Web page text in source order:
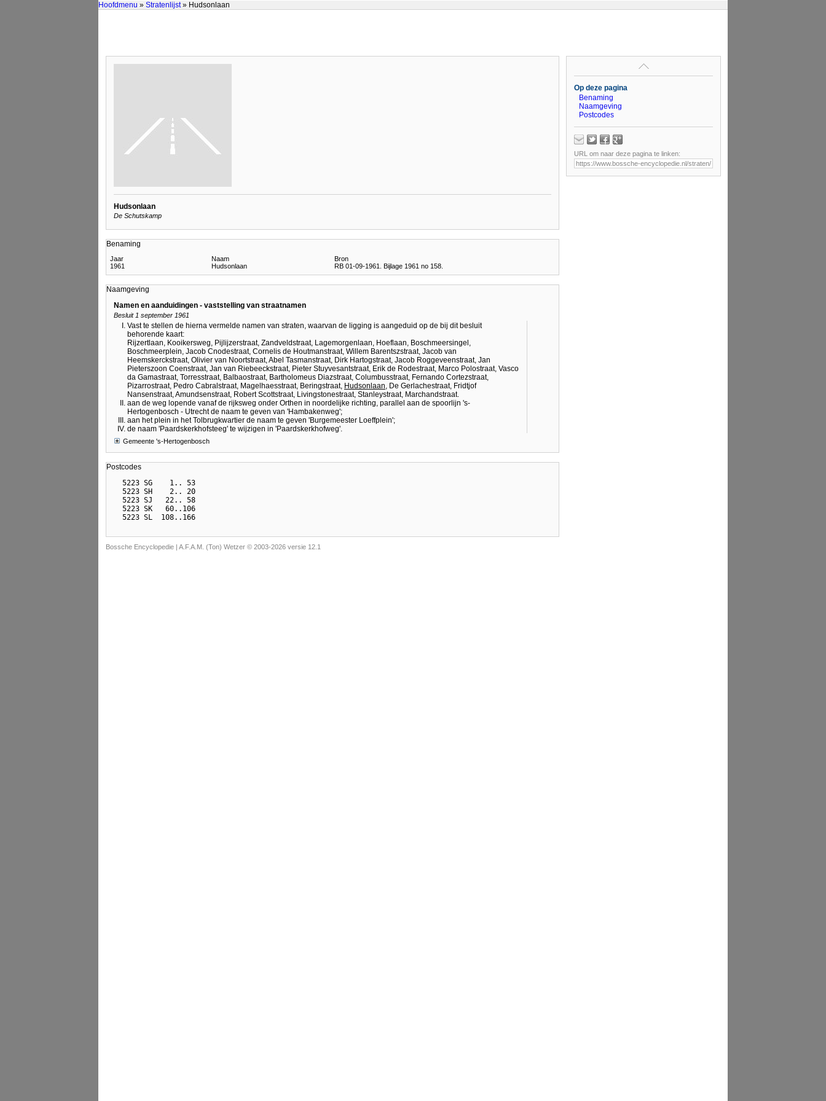
Hoofdmenu » Stratenlijst» Hudsonlaan
Hudsonlaan
De Schutskamp
Benaming
Jaar Naam
Bron
1961
Hudsonlaan RB 01-09-1961. Bijlage 1961 no 158.
Naamgeving
Namen en aanduidingen - vaststelling van straatnamen
Besluit 1 september 1961
Vast te stellen de hierna vermelde namen van straten, waarvan de ligging is aangeduid op de bij dit besluit
behorende kaart:
Rijzertlaan, Kooikersweg, Pijlijzerstraat, Zandveldstraat, Lagemorgenlaan, Hoeflaan, Boschmeersingel,
Boschmeerplein, Jacob Cnodestraat, Cornelis de Houtmanstraat, Willem Barentszstraat, Jacob van
Heemskerckstraat, Olivier van Noortstraat, Abel Tasmanstraat, Dirk Hartogstraat, Jacob Roggeveenstraat, Jan
Pieterszoon Coenstraat, Jan van Riebeeckstraat, Pieter Stuyvesantstraat, Erik de Rodestraat, Marco Polostraat, Vasco
da Gamastraat, Torresstraat, Balbaostraat, Bartholomeus Diazstraat, Columbusstraat, Fernando Cortezstraat,
Pizarrostraat, Pedro Cabralstraat, Magelhaesstraat, Beringstraat, Hudsonlaan, De Gerlachestraat, Fridtjof
Nansenstraat, Amundsenstraat, Robert Scottstraat, Livingstonestraat, Stanleystraat, Marchandstraat.
aan de weg lopende vanaf de rijksweg onder Orthen in noordelijke richting, parallel aan de spoorlijn 's-
Hertogenbosch - Utrecht de naam te geven van 'Hambakenweg';
aan het plein in het Tolbrugkwartier de naam te geven 'Burgemeester Loeffplein';
de naam 'Paardskerkhofsteeg' te wijzigen in 'Paardskerkhofweg'.
Gemeente 's-Hertogenbosch
Postcodes
  5223 SG    1.. 53
  5223 SH    2.. 20
  5223 SJ   22.. 58
  5223 SK   60..106
Op deze pagina
Benaming
Naamgeving
Postcodes
URL om naar deze pagina te linken:
Bossche Encyclopedie | A.F.A.M. (Ton) Wetzer © 2003-2026 versie 12.1